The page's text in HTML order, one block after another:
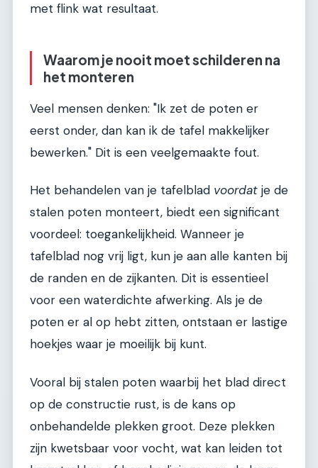
met flink wat resultaat.
Waarom je nooit moet schilderen na
het monteren
Veel mensen denken: "Ik zet de poten er
eerst onder, dan kan ik de tafel makkelijker
bewerken." Dit is een veelgemaakte fout.
Het behandelen van je tafelblad voordat je de
stalen poten monteert, biedt een significant
voordeel: toegankelijkheid. Wanneer je
tafelblad nog vrij ligt, kun je aan alle kanten bij
de randen en de zijkanten. Dit is essentieel
voor een waterdichte afwerking. Als je de
poten er al op hebt zitten, ontstaan er lastige
hoekjes waar je moeilijk bij kunt.
Vooral bij stalen poten waarbij het blad direct
op de constructie rust, is de kans op
onbehandelde plekken groot. Deze plekken
zijn kwetsbaar voor vocht, wat kan leiden tot